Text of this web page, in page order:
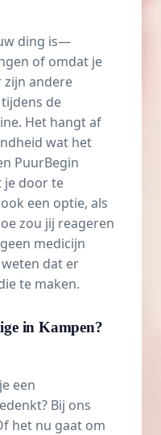
ding is—
of omdat je
andere
de
Het hangt af
wat het
PuurBegin
je door te
een optie, als
zou jij reageren
medicijn
dat er
te maken.
in Kampen?
een
Bij ons
het nu gaat om